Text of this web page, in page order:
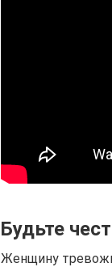
Будьте
Женщину